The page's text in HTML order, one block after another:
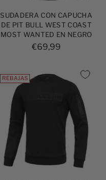
SUDADERA CON CAPUCHA
DE PIT BULL WEST COAST
MOST WANTED EN NEGRO
€69,99
REBAJAS